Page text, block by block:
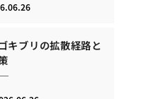
キブリの拡散経路と